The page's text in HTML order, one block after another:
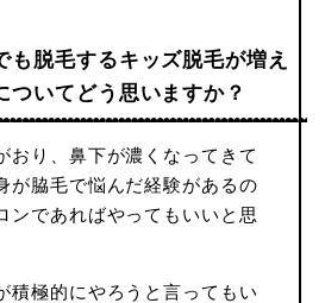
も脱毛するキッズ脱毛が増え
ついてどう思いますか？
おり、鼻下が濃くなってきて
が脇毛で悩んだ経験があるの
ンであればやってもいいと思
積極的にやろうと言ってもい